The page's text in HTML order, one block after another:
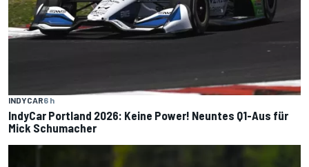
INDYCAR6 h
IndyCar Portland 2026: Keine Power! Neuntes Q1-Aus für
Mick Schumacher